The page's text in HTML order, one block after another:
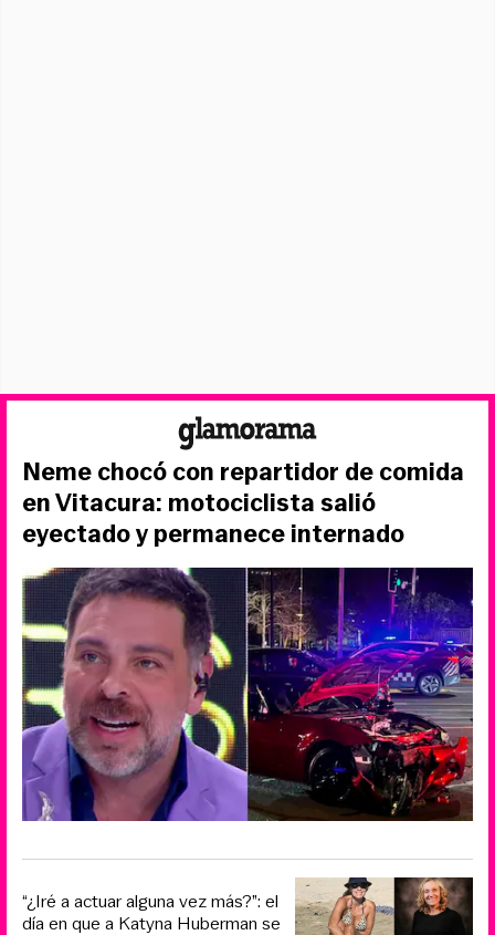
Neme chocó con repartidor de comida
en Vitacura: motociclista salió
eyectado y permanece internado
“¿Iré a actuar alguna vez más?”: el
día en que a Katyna Huberman se